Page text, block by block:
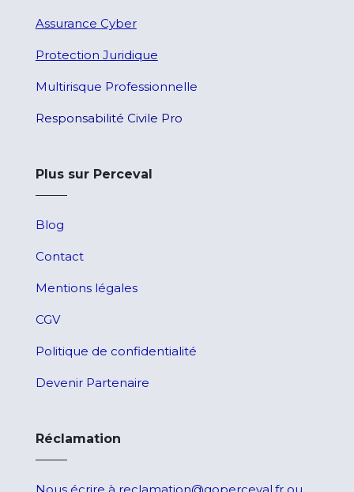
Assurance Cyber
Protection Juridique
Multirisque Professionnelle
Responsabilité Civile Pro
Plus sur Perceval
Blog
Contact
Mentions légales
CGV
Politique de confidentialité
Devenir Partenaire
Réclamation